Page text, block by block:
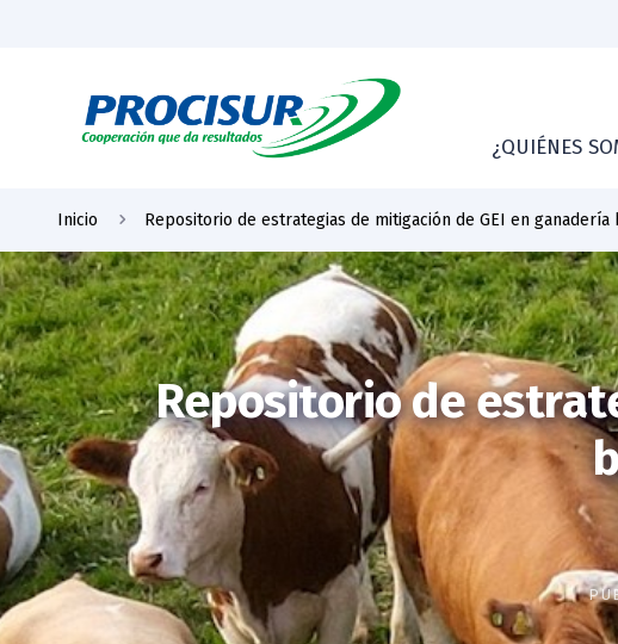
¿QUIÉNES
Inicio Repositorio de estrategias de mitigación de GEI en ganadería
Repositorio de